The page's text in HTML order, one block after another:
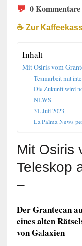
💬 0 Kommentare
☕️ Zur
Inhalt
Mit Osiris vom
Teamarbeit mit
Die Zukunft wird
NEWS
31. Juli 2023
La Palma News
Mit Osiris
Teleskop
–
Der Grantecan
eines alten
von Galaxien